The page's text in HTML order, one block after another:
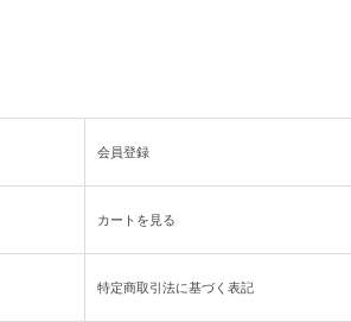
会員登録
カートを見る
特定商取引法に基づく表記